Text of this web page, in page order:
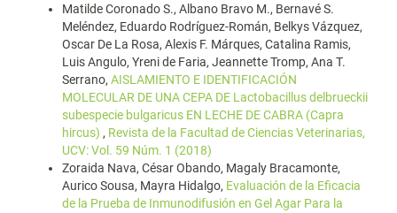
Matilde Coronado S., Albano Bravo M., Bernavé S.
Meléndez, Eduardo Rodríguez-Román, Belkys Vázquez,
Oscar De La Rosa, Alexis F. Márques, Catalina Ramis,
Luis Angulo, Yreni de Faria, Jeannette Tromp, Ana T.
Serrano, AISLAMIENTO E IDENTIFICACIÓN
MOLECULAR DE UNA CEPA DE Lactobacillus delbrueckii
subespecie bulgaricus EN LECHE DE CABRA (Capra
hircus) , Revista de la Facultad de Ciencias Veterinarias,
UCV: Vol. 59 Núm. 1 (2018)
Zoraida Nava, César Obando, Magaly Bracamonte,
Aurico Sousa, Mayra Hidalgo, Evaluación de la Eficacia
de la Prueba de Inmunodifusión en Gel Agar Para la